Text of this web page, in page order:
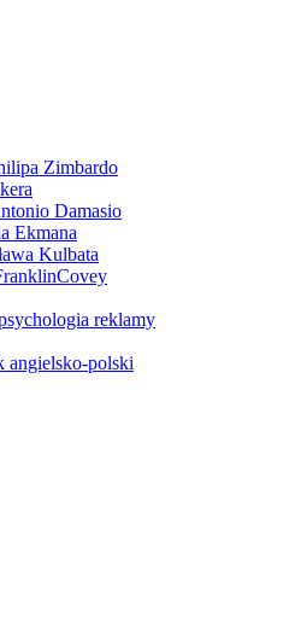
Zimbardo
Damasio
Ekmana
Kulbata
reklamy
angielsko-polski